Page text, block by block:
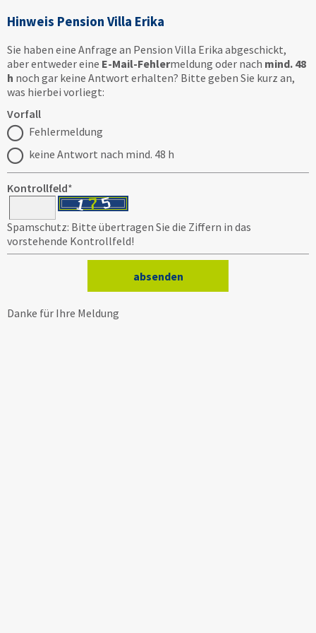
Hinweis Pension Villa Erika
Sie haben eine Anfrage an Pension Villa Erika abgeschickt,
aber entweder eine E-Mail-Fehlermeldung oder nach mind. 48
h noch gar keine Antwort erhalten? Bitte geben Sie kurz an,
was hierbei vorliegt:
Vorfall
Fehlermeldung
keine Antwort nach mind. 48 h
Kontrollfeld*
Spamschutz: Bitte übertragen Sie die Ziffern in das
vorstehende Kontrollfeld!
Danke für Ihre Meldung